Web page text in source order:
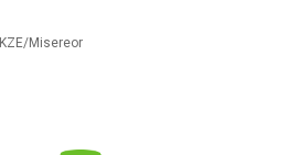
KZE/Misereor